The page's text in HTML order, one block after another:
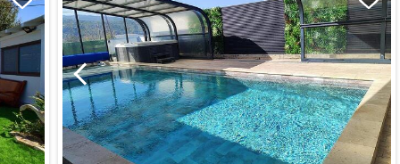
בית משחקים לילדים
מגלשה
טרמפולינה